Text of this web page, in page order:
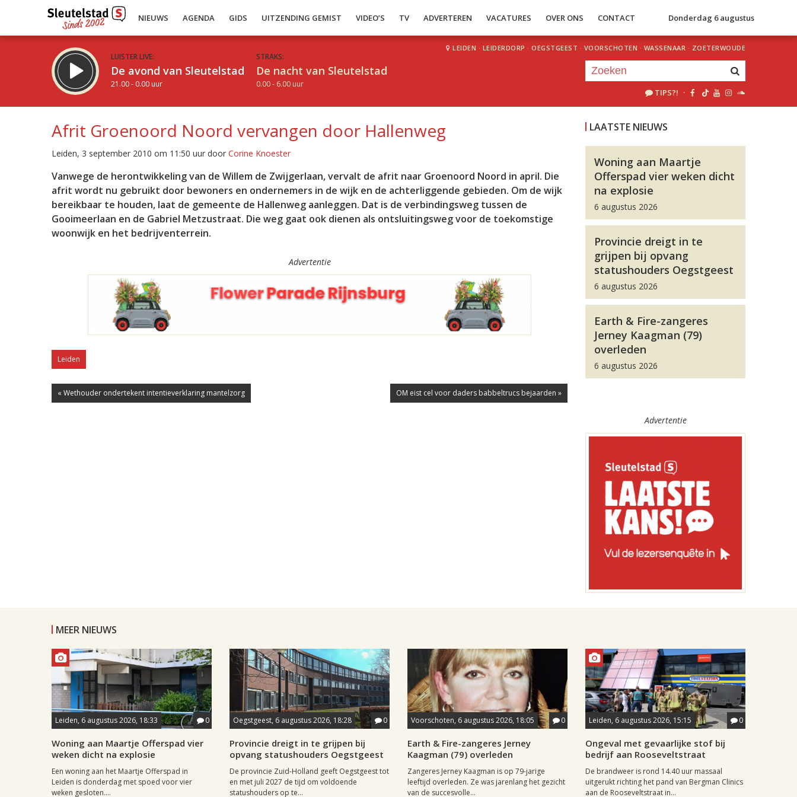
NIEUWS AGENDA GIDS UITZENDING GEMIST VIDEO’S TV ADVERTEREN VACATURES OVER ONS CONTACT Donderdag 6 augustus
LUISTER LIVE:
De avond van Sleutelstad
21.00 - 0.00 uur
STRAKS:
De nacht van Sleutelstad
0.00 - 6.00 uur
LEIDEN · LEIDERDORP · OEGSTGEEST · VOORSCHOTEN · WASSENAAR · ZOETERWOUDE
TIPS?! ·
Afrit Groenoord Noord vervangen door Hallenweg
Leiden, 3 september 2010 om 11:50 uur door Corine Knoester
Vanwege de herontwikkeling van de Willem de Zwijgerlaan, vervalt de afrit naar Groenoord Noord in april. Die
afrit wordt nu gebruikt door bewoners en ondernemers in de wijk en de achterliggende gebieden. Om de wijk
bereikbaar te houden, laat de gemeente de Hallenweg aanleggen. Dat is de verbindingsweg tussen de
Gooimeerlaan en de Gabriel Metzustraat. Die weg gaat ook dienen als ontsluitingsweg voor de toekomstige
woonwijk en het bedrijventerrein.
Advertentie
Leiden
« Wethouder ondertekent intentieverklaring mantelzorg OM eist cel voor daders babbeltrucs bejaarden »
LAATSTE NIEUWS
Woning aan Maartje
Offerspad vier weken dicht
na explosie
6 augustus 2026
Provincie dreigt in te
grijpen bij opvang
statushouders Oegstgeest
6 augustus 2026
Earth & Fire-zangeres
Jerney Kaagman (79)
overleden
6 augustus 2026
Advertentie
MEER NIEUWS
Leiden, 6 augustus 2026, 18:33 0
Woning aan Maartje Offerspad vier
weken dicht na explosie
Een woning aan het Maartje Offerspad in
Leiden is donderdag met spoed voor vier
weken gesloten....
Oegstgeest, 6 augustus 2026, 18:28 0
Provincie dreigt in te grijpen bij
opvang statushouders Oegstgeest
De provincie Zuid-Holland geeft Oegstgeest tot
en met juli 2027 de tijd om voldoende
statushouders op te...
Voorschoten, 6 augustus 2026, 18:05 0
Earth & Fire-zangeres Jerney
Kaagman (79) overleden
Zangeres Jerney Kaagman is op 79-jarige
leeftijd overleden. Ze was jarenlang het gezicht
van de succesvolle...
Leiden, 6 augustus 2026, 15:15 0
Ongeval met gevaarlijke stof bij
bedrijf aan Rooseveltstraat
De brandweer is rond 14.40 uur massaal
uitgerukt richting het pand van Bergman Clinics
aan de Rooseveltstraat in...